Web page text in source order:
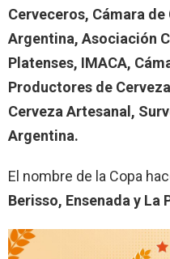
Cerveceros, Cámara
Argentina, Asociación
Platenses, IMACA,
Productores de
Cerveza Artesanal,
Argentina.
El nombre de la Copa
Berisso, Ensenada y La